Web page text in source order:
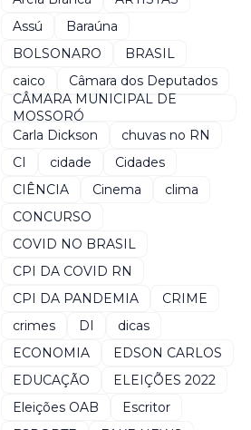
Assú
Baraúna
BOLSONARO
BRASIL
caico
Câmara dos Deputados
CÂMARA MUNICIPAL DE
MOSSORÓ
Carla Dickson
chuvas no RN
CI
cidade
Cidades
CIÊNCIA
Cinema
clima
CONCURSO
COVID NO BRASIL
CPI DA COVID RN
CPI DA PANDEMIA
CRIME
crimes
DI
dicas
ECONOMIA
EDSON CARLOS
EDUCAÇÃO
ELEIÇÕES 2022
Eleições OAB
Escritor